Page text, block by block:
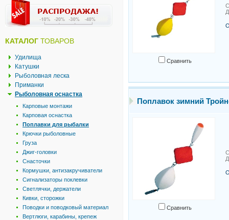
КАТАЛОГ ТОВАРОВ
Удилища
Катушки
Рыболовная леска
Приманки
Рыболовная оснастка
Карповые монтажи
Карповая оснастка
Поплавки для рыбалки
Крючки рыболовные
Груза
Джиг-головки
Снасточки
Кормушки, антизакручиватели
Сигнализаторы поклевки
Светлячки, держатели
Кивки, сторожки
Поводки и поводковый материал
Вертлюги, карабины, крепеж
Сравнить
Поплавок зимний
Сравнить